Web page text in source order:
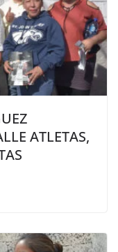
ATLETAS,